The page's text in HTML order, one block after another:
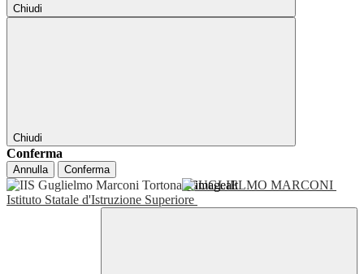
Chiudi
Chiudi
Conferma
Annulla Conferma
GUGLIELMO MARCONI
Istituto Statale d'Istruzione Superiore